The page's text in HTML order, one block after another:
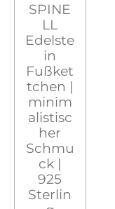
SPINE
LL
Edelste
in
Fußket
tchen |
minim
alistisc
her
Schmu
ck |
925
Sterlin